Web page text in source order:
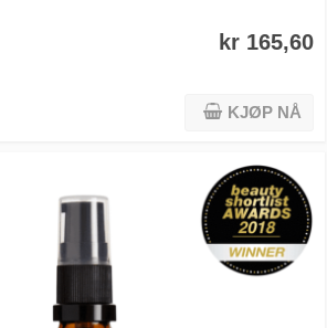
kr 165,60
KJØP NÅ